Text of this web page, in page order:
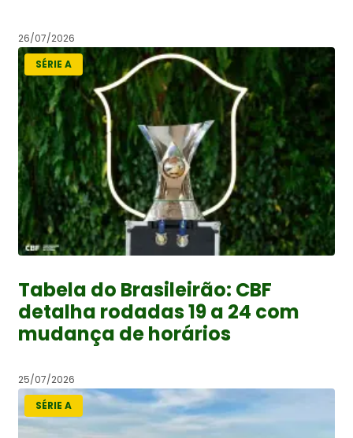
26/07/2026
SÉRIE A
Tabela do Brasileirão: CBF
detalha rodadas 19 a 24 com
mudança de horários
25/07/2026
SÉRIE A